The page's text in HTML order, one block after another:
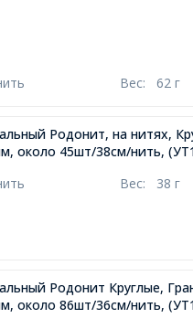
Вес: 62 г
Родонит, на нитях,
около 45шт/38см/нить,
Вес: 38 г
Родонит Круглые,
около 86шт/36см/нить,